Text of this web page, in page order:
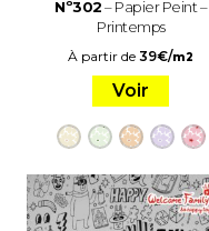
Nº302– Papier Peint –
Printemps
À partir de39€/m2
Voir